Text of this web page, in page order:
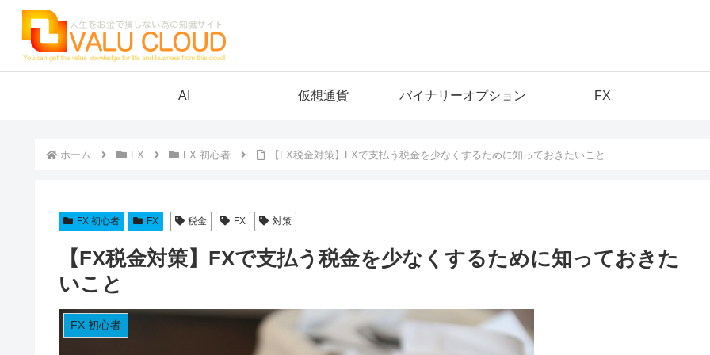
AI 仮想通貨 バイナリーオプション FX
ホーム FX FX 初心者 【FX税金対策】FXで支払う税金を少なくするために知っておきたいこと
FX 初心者 FX 税金 FX 対策
【FX税金対策】FXで支払う税金を少なくするために知っておきた
いこと
FX 初心者